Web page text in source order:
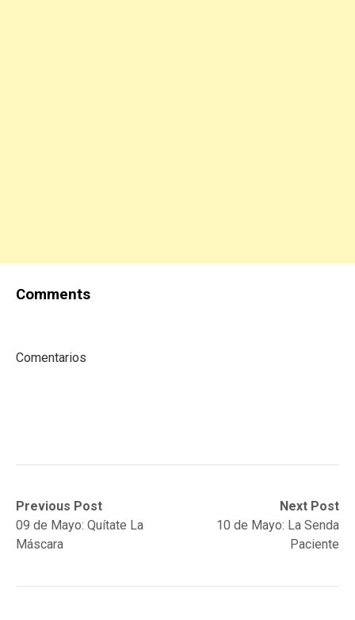
Comments
Comentarios
Post
navigation
Previous Post
Previous
post:09 de Mayo: Quítate La
Máscara
Next Post
Next
post:
10 de Mayo: La Senda
Paciente